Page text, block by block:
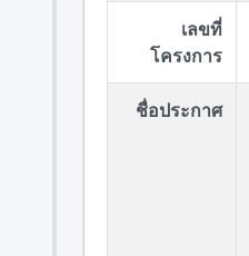
เลขที่
โครงการ
ชื่อประกาศ